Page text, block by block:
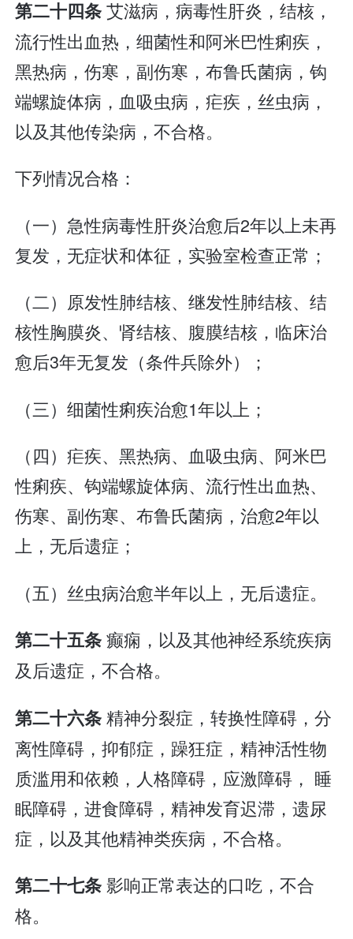
第二十四条艾滋病，病毒性肝炎，结核，
流行性出血热，细菌性和阿米巴性痢疾，
黑热病，伤寒，副伤寒，布鲁氏菌病，钩
端螺旋体病，血吸虫病，疟疾，丝虫病，
以及其他传染病，不合格。
下列情况合格：
（一）急性病毒性肝炎治愈后2年以上未再
复发，无症状和体征，实验室检查正常；
（二）原发性肺结核、继发性肺结核、结
核性胸膜炎、肾结核、腹膜结核，临床治
愈后3年无复发（条件兵除外）；
（三）细菌性痢疾治愈1年以上；
（四）疟疾、黑热病、血吸虫病、阿米巴
性痢疾、钩端螺旋体病、流行性出血热、
伤寒、副伤寒、布鲁氏菌病，治愈2年以
上，无后遗症；
（五）丝虫病治愈半年以上，无后遗症。
第二十五条癫痫，以及其他神经系统疾病
及后遗症，不合格。
第二十六条精神分裂症，转换性障碍，分
离性障碍，抑郁症，躁狂症，精神活性物
质滥用和依赖，人格障碍，应激障碍， 睡
眠障碍，进食障碍，精神发育迟滞，遗尿
症，以及其他精神类疾病，不合格。
第二十七条影响正常表达的口吃，不合
格。